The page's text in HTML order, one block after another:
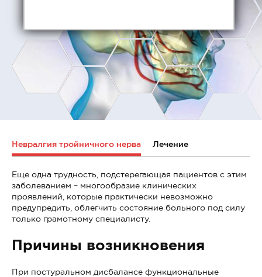
Невралгия тройничного нерва Лечение
Еще одна трудность, подстерегающая пациентов с этим
заболеванием – многообразие клинических
проявлений, которые практически невозможно
предупредить, облегчить состояние больного под силу
только грамотному специалисту.
Причины возникновения
При постуральном дисбалансе функциональные